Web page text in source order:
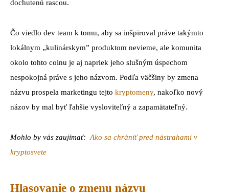
dochutenú rascou.
Čo viedlo dev team k tomu, aby sa inšpiroval práve takýmto
lokálnym „kulinárskym” produktom nevieme, ale komunita
okolo tohto coinu je aj napriek jeho slušným úspechom
nespokojná práve s jeho názvom. Podľa väčšiny by zmena
názvu prospela marketingu tejto kryptomeny, nakoľko nový
názov by mal byť ľahšie vysloviteľný a zapamätateľný.
Mohlo by vás zaujímať: Ako sa chrániť pred nástrahami v
kryptosvete
Hlasovanie o zmenu názvu